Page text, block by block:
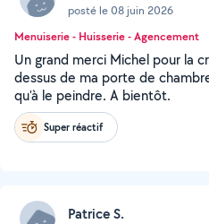
posté le 08 juin 2026
Menuiserie - Huisserie - Agencement
Un grand merci Michel pour la
dessus de ma porte de
qu'à le peindre. A bientôt.
Super réactif
Patrice S.